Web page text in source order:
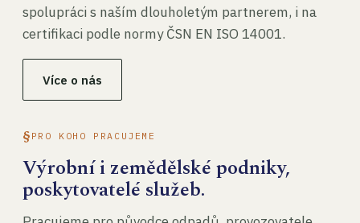
spolupráci s naším dlouholetým partnerem, i na
certifikaci podle normy ČSN EN ISO 14001.
Více o nás
PRO KOHO PRACUJEME
Výrobní i zemědělské podniky,
poskytovatelé služeb.